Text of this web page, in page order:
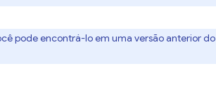
pode encontrá-lo em uma versão anterior do